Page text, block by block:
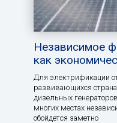
Независимое
как
Для электрификации
развивающихся
дизельных
многих местах
обойдется заметно